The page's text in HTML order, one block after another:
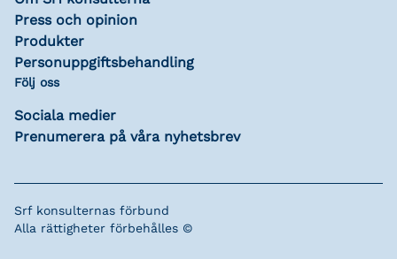
Press och opinion
Produkter
Personuppgiftsbehandling
Följ oss
Sociala medier
Prenumerera på våra nyhetsbrev
Srf konsulternas förbund
Alla rättigheter förbehålles ©